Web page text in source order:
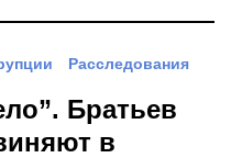
Расследования
Братьев
в